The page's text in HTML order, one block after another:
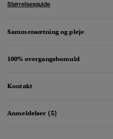
Størrelsesguide
Sammensætning og pleje
100% overgangsbomuld
Kontakt
Anmeldelser (5)